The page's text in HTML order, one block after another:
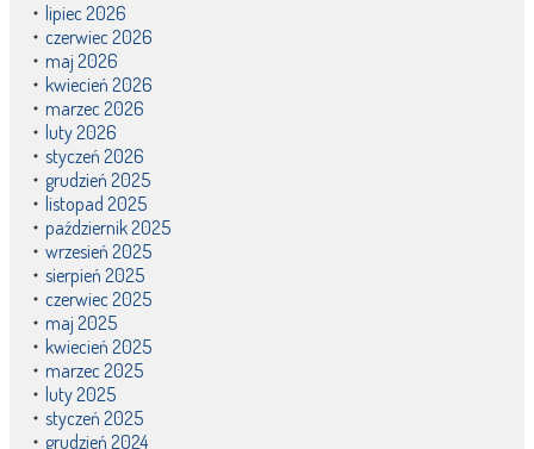
lipiec 2026
czerwiec 2026
maj 2026
kwiecień 2026
marzec 2026
luty 2026
styczeń 2026
grudzień 2025
listopad 2025
październik 2025
wrzesień 2025
sierpień 2025
czerwiec 2025
maj 2025
kwiecień 2025
marzec 2025
luty 2025
styczeń 2025
grudzień 2024